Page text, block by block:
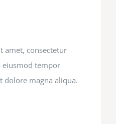
amet, consectetur
eiusmod tempor
dolore magna aliqua.